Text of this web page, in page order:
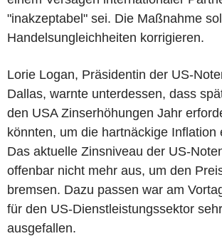
"inakzeptabel" sei. Die Maßnahme
Handelsungleichheiten korrigieren.
Lorie Logan, Präsidentin der US-
Dallas, warnte unterdessen, dass
den USA Zinserhöhungen Jahr
könnten, um die hartnäckige Inflation
Das aktuelle Zinsniveau der US-
offenbar nicht mehr aus, um den
bremsen. Dazu passen war am
für den US-Dienstleistungssektor
ausgefallen.